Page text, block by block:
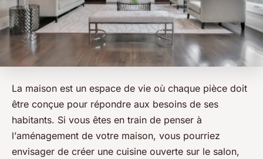
La maison est un espace de vie où chaque pièce doit
être conçue pour répondre aux besoins de ses
habitants. Si vous êtes en train de penser à
l’aménagement de votre maison, vous pourriez
envisager de créer une cuisine ouverte sur le salon,